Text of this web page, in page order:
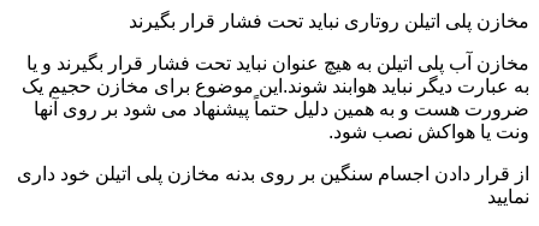
مخازن پلی اتیلن روتاری نباید تحت فشار قرار بگیرند
مخازن آب پلی اتیلن به هیچ عنوان نباید تحت فشار قرار بگیرند و یا
به عبارت دیگر نباید هوابند شوند.این موضوع برای مخازن حجیم یک
ضرورت هست و به همین دلیل حتماً پیشنهاد می شود بر روی آنها
ونت یا هواکش نصب شود.
از قرار دادن اجسام سنگین بر روی بدنه مخازن پلی اتیلن خود داری
نمایید